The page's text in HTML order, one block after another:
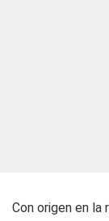
Con origen en la